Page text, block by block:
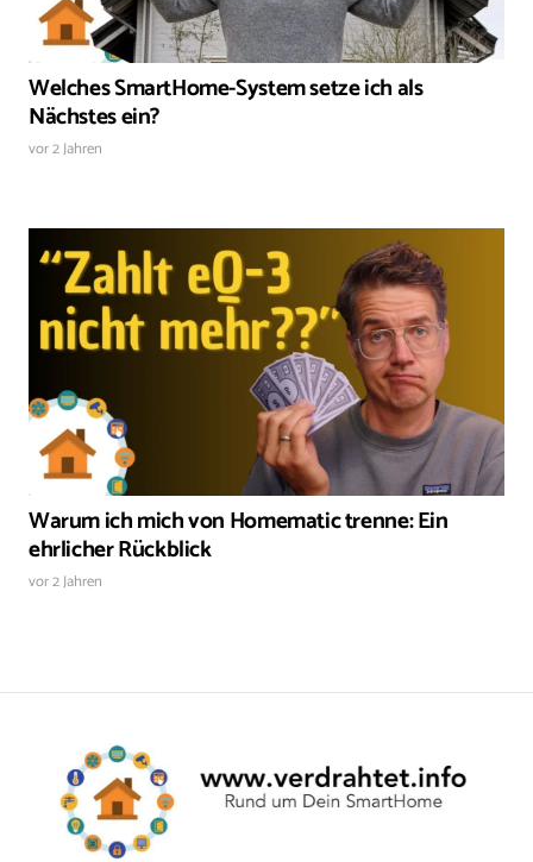
Welches SmartHome-System setze ich als
Nächstes ein?
vor 2 Jahren
Warum ich mich von Homematic trenne: Ein
ehrlicher Rückblick
vor 2 Jahren